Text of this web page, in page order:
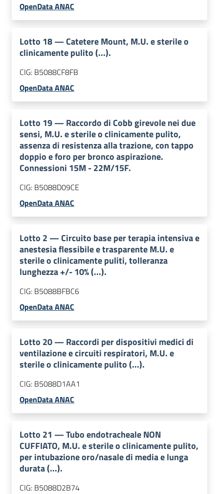
OpenData ANAC
Lotto 18—Catetere Mount, M.U. e sterile o
clinicamente pulito (...).
CIG: B5088CF8FB
OpenData ANAC
Lotto 19— Raccordo di Cobb girevole nei due
sensi, M.U. e sterile o clinicamente pulito,
assenza di resistenza alla trazione, con tappo
doppio e foro per bronco aspirazione.
Connessioni 15M - 22M/15F.
CIG: B5088D09CE
OpenData ANAC
Lotto 2 —Circuito base per terapia intensiva e
anestesia flessibile e trasparente M.U. e
sterile o clinicamente puliti, tolleranza
lunghezza +/- 10% (...).
CIG: B5088BFBC6
OpenData ANAC
Lotto 20— Raccordi per dispositivi medici di
ventilazione e circuiti respiratori, M.U. e
sterile o clinicamente pulito (...).
CIG: B5088D1AA1
OpenData ANAC
Lotto 21 —Tubo endotracheale NON
CUFFIATO, M.U. e sterile o clinicamente pulito,
per intubazione oro/nasale di media e lunga
durata (...).
CIG: B5088D2B74